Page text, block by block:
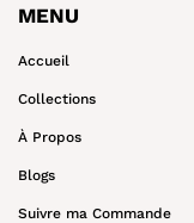
MENU
Accueil
Collections
À Propos
Blogs
Suivre ma Commande